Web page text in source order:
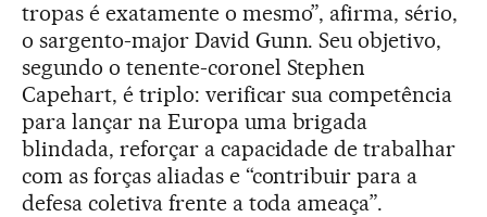
tropas é exatamente o mesmo”, afirma, sério,
o sargento-major David Gunn. Seu objetivo,
segundo o tenente-coronel Stephen
Capehart, é triplo: verificar sua competência
para lançar na Europa uma brigada
blindada, reforçar a capacidade de trabalhar
com as forças aliadas e “contribuir para a
defesa coletiva frente a toda ameaça”.